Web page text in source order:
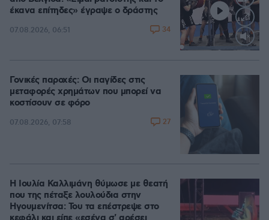
Loaded
έκανα επίτηδες» έγραψε ο δράστης
07.08.2026, 06:51 34
Γονικές παροχές: Οι παγίδες στις
μεταφορές χρημάτων που μπορεί να
κοστίσουν σε φόρο
07.08.2026, 07:58 27
Η Ιουλία Καλλιμάνη θύμωσε με θεατή
που της πέταξε λουλούδια στην
Ηγουμενίτσα: Του τα επέστρεψε στο